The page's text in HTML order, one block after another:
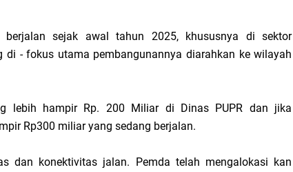
berjalan sejak awal tahun 2025, khususnya di sektor
di - fokus utama pembangunannya diarahkan ke wilayah
lebih hampir Rp. 200 Miliar di Dinas PUPR dan jika
Rp300 miliar yang sedang berjalan.
dan konektivitas jalan. Pemda telah mengalokasi kan